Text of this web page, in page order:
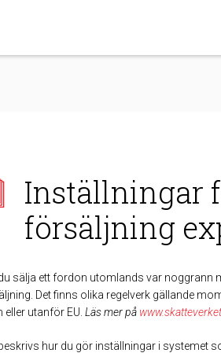
Inställningar
försäljning
sälja ett fordon utomlands var noggrann
Det finns olika regelverk gällande
eller utanför EU. Läs mer på
hur du gör inställningar i systemet